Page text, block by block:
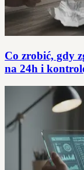
Co zrobić, gdy
na 24h i